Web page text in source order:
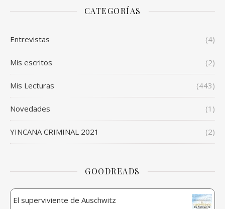
CATEGORÍAS
Entrevistas (4)
Mis escritos (2)
Mis Lecturas (443)
Novedades (1)
YINCANA CRIMINAL 2021 (2)
GOODREADS
El superviviente de Auschwitz